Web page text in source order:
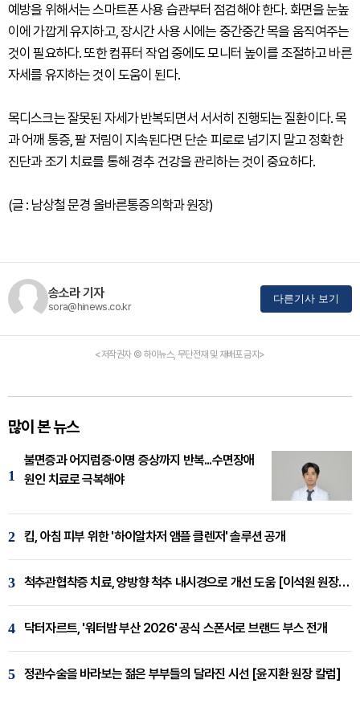
예방을 위해서는 스마트폰 사용 습관부터 점검해야 한다. 화면을 눈높
이에 가깝게 유지하고, 장시간 사용 시에는 중간중간 목을 움직여주는
것이 필요하다. 또한 컴퓨터 작업 중에도 모니터 높이를 조절하고 바른
자세를 유지하는 것이 도움이 된다.
목디스크는 잘못된 자세가 반복되면서 서서히 진행되는 질환이다. 목
과 어깨 통증, 팔 저림이 지속된다면 단순 피로로 넘기지 말고 정확한
진단과 조기 치료를 통해 경추 건강을 관리하는 것이 중요하다.
(글 : 남상철 문경 올바른통증의학과 원장)
송소라 기자
sora@hinews.co.kr
다른기사 보기
<저작권자 © 하이뉴스, 무단전재 및 재배포 금지>
많이 본 뉴스
1
불면증과 어지럼증·이명 증상까지 반복...수면장애
원인 치료로 극복해야
2 킵, 아침 피부 위한 '하이알차저 앰플 클렌저' 솔루션 공개
3 척추관협착증 치료, 양방향 척추 내시경으로 개선 도움 [이석원 원장 칼럼]
4 닥터자르트, '워터밤 부산 2026' 공식 스폰서로 브랜드 부스 전개
5 정관수술을 바라보는 젊은 부부들의 달라진 시선 [윤지환 원장 칼럼]